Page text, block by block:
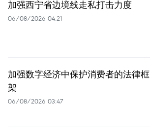
加强西宁省边境线走私打击力度
06/08/2026 04:21
加强数字经济中保护消费者的法律框
架
06/08/2026 03:47